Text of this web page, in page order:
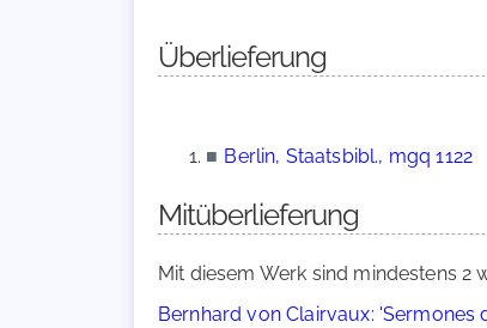
Überlieferung
■ Berlin, Staatsbibl., mgq 1122
Mitüberlieferung
Mit diesem Werk sind mindestens 2
Bernhard von Clairvaux: 'Sermones